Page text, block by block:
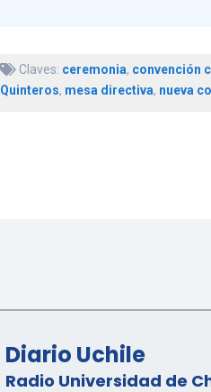
Claves: ceremonia, convención
Quinteros, mesa directiva, nueva
Diario Uchile
Radio Universidad de